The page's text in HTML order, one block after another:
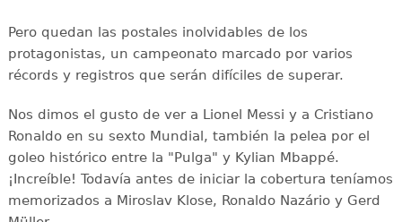
Pero quedan las postales inolvidables de los
protagonistas, un campeonato marcado por varios
récords y registros que serán difíciles de superar.
Nos dimos el gusto de ver a Lionel Messi y a Cristiano
Ronaldo en su sexto Mundial, también la pelea por el
goleo histórico entre la "Pulga" y Kylian Mbappé.
¡Increíble! Todavía antes de iniciar la cobertura teníamos
memorizados a Miroslav Klose, Ronaldo Nazário y Gerd